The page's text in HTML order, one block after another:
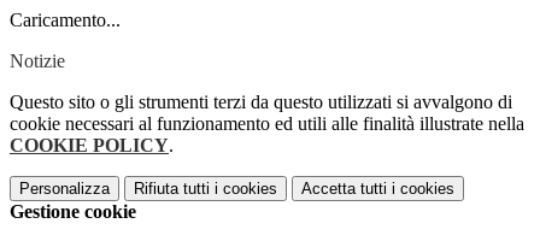
Caricamento...
Notizie
Questo sito o gli strumenti terzi da questo utilizzati si avvalgono di
cookie necessari al funzionamento ed utili alle finalità illustrate nella
COOKIE POLICY.
Personalizza Rifiuta tutti i cookies Accetta tutti i cookies
Gestione cookie